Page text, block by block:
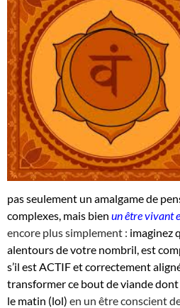
pas seulement un amalgame de
complexes, mais bien un être vivant
encore plus simplement : imaginez
alentours de votre nombril, est
s’il est ACTIF et correctement
transformer ce bout de viande
le matin (lol) en un être conscient